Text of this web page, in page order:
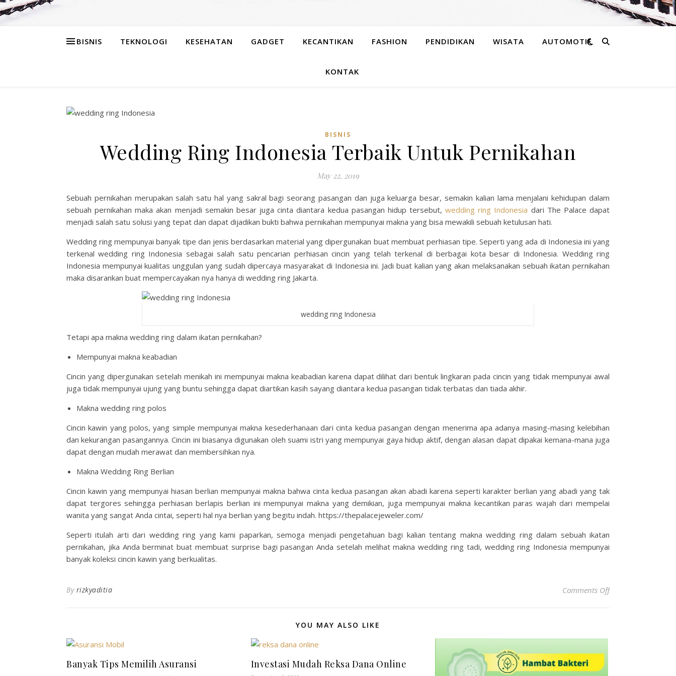
BISNIS TEKNOLOGI KESEHATAN GADGET KECANTIKAN FASHION PENDIDIKAN WISATA AUTOMOTIF
KONTAK
BISNIS
Wedding Ring Indonesia Terbaik Untuk Pernikahan
May 22, 2019
Sebuah pernikahan merupakan salah satu hal yang sakral bagi seorang pasangan dan juga keluarga besar, semakin kalian lama menjalani kehidupan dalam
sebuah pernikahan maka akan menjadi semakin besar juga cinta diantara kedua pasangan hidup tersebut,wedding ring Indonesia dari The Palace dapat
menjadi salah satu solusi yang tepat dan dapat dijadikan bukti bahwa pernikahan mempunyai makna yang bisa mewakili sebuah ketulusan hati.
Wedding ring mempunyai banyak tipe dan jenis berdasarkan material yang dipergunakan buat membuat perhiasan tipe. Seperti yang ada di Indonesia ini yang
terkenal wedding ring Indonesia sebagai salah satu pencarian perhiasan cincin yang telah terkenal di berbagai kota besar di Indonesia. Wedding ring
Indonesia mempunyai kualitas unggulan yang sudah dipercaya masyarakat di Indonesia ini. Jadi buat kalian yang akan melaksanakan sebuah ikatan pernikahan
maka disarankan buat mempercayakan nya hanya di wedding ring Jakarta.
wedding ring Indonesia
Tetapi apa makna wedding ring dalam ikatan pernikahan?
Mempunyai makna keabadian
Cincin yang dipergunakan setelah menikah ini mempunyai makna keabadian karena dapat dilihat dari bentuk lingkaran pada cincin yang tidak mempunyai awal
juga tidak mempunyai ujung yang buntu sehingga dapat diartikan kasih sayang diantara kedua pasangan tidak terbatas dan tiada akhir.
Makna wedding ring polos
Cincin kawin yang polos, yang simple mempunyai makna kesederhanaan dari cinta kedua pasangan dengan menerima apa adanya masing-masing kelebihan
dan kekurangan pasangannya. Cincin ini biasanya digunakan oleh suami istri yang mempunyai gaya hidup aktif, dengan alasan dapat dipakai kemana-mana juga
dapat dengan mudah merawat dan membersihkan nya.
Makna Wedding Ring Berlian
Cincin kawin yang mempunyai hiasan berlian mempunyai makna bahwa cinta kedua pasangan akan abadi karena seperti karakter berlian yang abadi yang tak
dapat tergores sehingga perhiasan berlapis berlian ini mempunyai makna yang demikian, juga mempunyai makna kecantikan paras wajah dari mempelai
wanita yang sangat Anda cintai, seperti hal nya berlian yang begitu indah. https://thepalacejeweler.com/
Seperti itulah arti dari wedding ring yang kami paparkan, semoga menjadi pengetahuan bagi kalian tentang makna wedding ring dalam sebuah ikatan
pernikahan, jika Anda berminat buat membuat surprise bagi pasangan Anda setelah melihat makna wedding ring tadi, wedding ring Indonesia mempunyai
banyak koleksi cincin kawin yang berkualitas.
By rizkyaditia Comments Offon Wedding Ring
YOU MAY ALSO LIKE
Banyak Tips Memilih Asuransi
Investasi Mudah Reksa Dana Online